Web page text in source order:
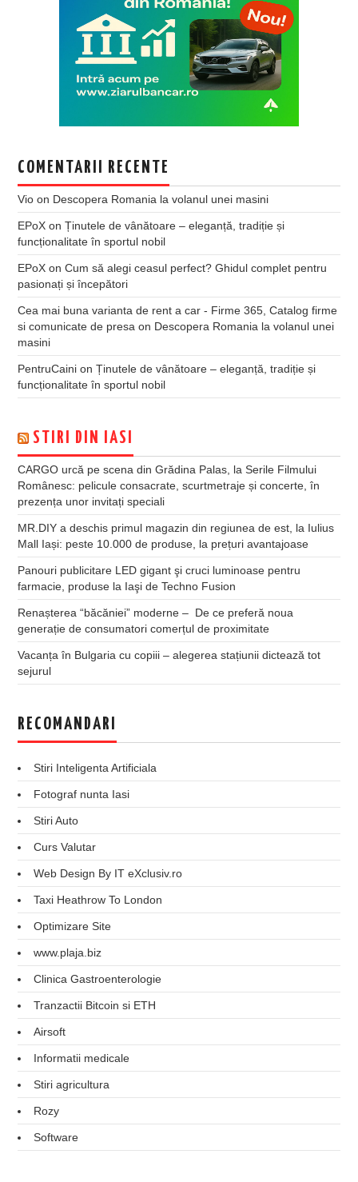
COMENTARII RECENTE
Vio on Descopera Romania la volanul unei masini
EPoX onȚinutele de vânătoare – eleganță, tradiție și
funcționalitate în sportul nobil
EPoX onCum să alegi ceasul perfect? Ghidul complet pentru
pasionați și începători
Cea mai buna varianta de rent a car - Firme 365, Catalog firme
si comunicate de presa on Descopera Romania la volanul unei
masini
PentruCaini onȚinutele de vânătoare – eleganță, tradiție și
funcționalitate în sportul nobil
STIRI DIN IASI
CARGO urcă pe scena din Grădina Palas, la Serile Filmului
Românesc: pelicule consacrate, scurtmetraje și concerte, în
prezența unor invitați speciali
MR.DIY a deschis primul magazin din regiunea de est, la Iulius
Mall Iași: peste 10.000 de produse, la prețuri avantajoase
Panouri publicitare LED gigant şi cruci luminoase pentru
farmacie, produse la Iaşi de Techno Fusion
Renașterea “băcăniei” moderne – De ce preferă noua
generație de consumatori comerțul de proximitate
Vacanța în Bulgaria cu copiii – alegerea stațiunii dictează tot
sejurul
RECOMANDARI
Stiri Inteligenta Artificiala
Fotograf nunta Iasi
Stiri Auto
Curs Valutar
Web Design By IT eXclusiv.ro
Taxi Heathrow To London
Optimizare Site
www.plaja.biz
Clinica Gastroenterologie
Tranzactii Bitcoin si ETH
Airsoft
Informatii medicale
Stiri agricultura
Rozy
Software